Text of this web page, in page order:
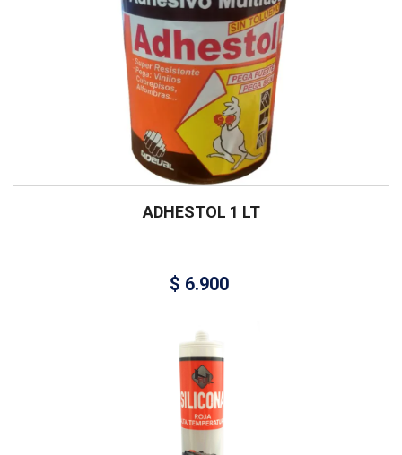
ADHESTOL 1 LT
$ 6.900